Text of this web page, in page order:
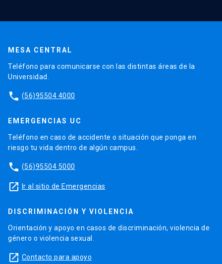
MESA CENTRAL
Teléfono para comunicarse con las distintas áreas de la
Universidad.
phone (56)95504 4000
EMERGENCIAS UC
Teléfono en caso de accidente o situación que ponga en
riesgo tu vida dentro de algún campus.
phone (56)95504 5000
launch Ir al sitio de Emergencias
DISCRIMINACIÓN Y VIOLENCIA
Orientación y apoyo en casos de discriminación, violencia de
género o violencia sexual.
launch Contacto para apoyo